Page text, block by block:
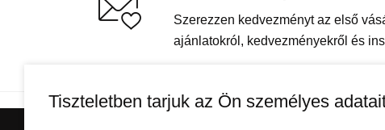
Szerezzen kedvezményt az első
ajánlatokról, kedvezményekről és
Tiszteletben tarjuk az Ön személyes